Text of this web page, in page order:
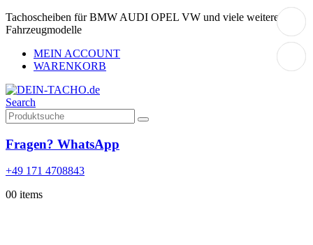
Tachoscheiben für BMW AUDI OPEL VW und viele weitere
Fahrzeugmodelle
MEIN ACCOUNT
WARENKORB
Search
Fragen? WhatsApp
+49 171 4708843
00 items